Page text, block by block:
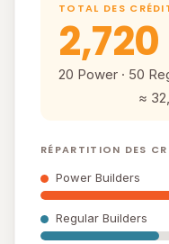
TOTAL DES
2,720
20 Power · 50
≈
RÉPARTITION DES
Power Builders
Regular Builders